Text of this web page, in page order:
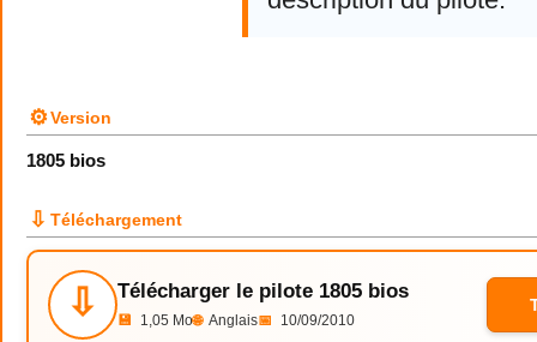
⚙Version
1805 bios
⇩ Téléchargement
⇩ Télécharger le pilote 1805 bios
💾 1,05 Mo🌐 Anglais📅 10/09/2010